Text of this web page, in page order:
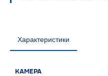
Характеристики
КАМЕРА